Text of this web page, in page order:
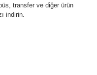
transfer ve diğer ürün
indirin.